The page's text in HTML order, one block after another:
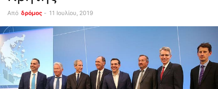
Από δρόμος - 11 Ιουλίου, 2019